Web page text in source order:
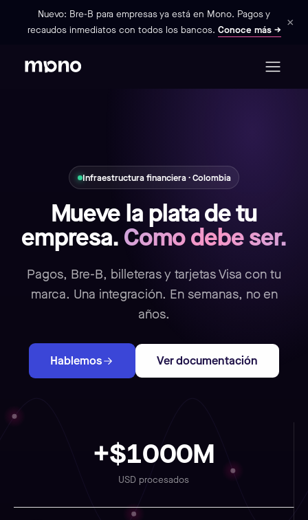
Nuevo: Bre-B para empresas ya está en Mono. Pagos y
recaudos inmediatos con todos los bancos. Conoce más →
×
Infraestructura financiera · Colombia
Mueve la plata de tu
empresa.Como debe ser.
Pagos, Bre-B, billeteras y tarjetas Visa con tu
marca. Una integración. En semanas, no en
años.
Hablemos Ver documentación
+$1000M
USD procesados